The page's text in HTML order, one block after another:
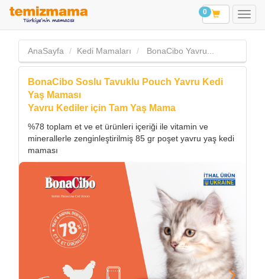
0
AnaSayfa Kedi Mamaları BonaCibo Yavru...
BonaCibo Soslu Tavuklu Pouch Yavru Kedi
Yaş Maması
Yavru Kediler için Tam Yaş Mama
%78 toplam et ve et ürünleri içeriği ile vitamin ve
minerallerle zenginleştirilmiş 85 gr poşet yavru yaş kedi
maması